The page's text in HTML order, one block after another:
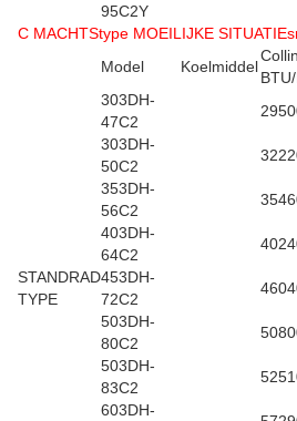
95C2Y
C MACHTStype MOEILIJKE
Model
Koelmiddel
STANDRAD
TYPE
303DH-
47C2
303DH-
50C2
353DH-
56C2
403DH-
64C2
453DH-
72C2
503DH-
80C2
503DH-
83C2
603DH-